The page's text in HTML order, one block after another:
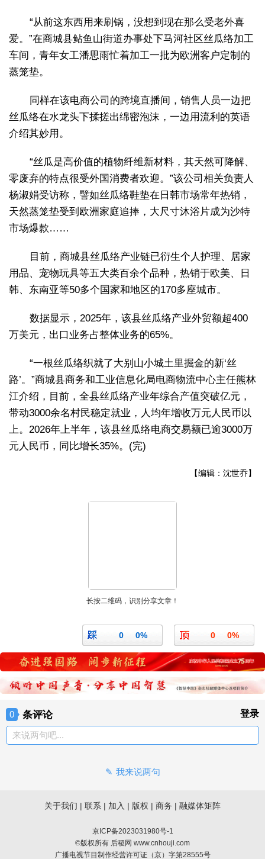
“从前这东西用来刷锅，没想到现在那么受老外喜
爱。”在商城县鲇鱼山街道办事处下马河社区丝瓜络加工
车间，青年女工潘思雨忙着加工一批为欧洲客户定制的
蒸笼垫。
同样在该电商公司的跨境直播间，销售人员一边把
丝瓜络在水龙头下揉搓出绵密泡沫，一边用流利的英语
介绍其妙用。
“丝瓜是高价值的植物纤维新材料，其天然可降解、
零废弃的特点很受外国消费者欢迎。”该公司相关负责人
杨淑娟受访称，譬如丝瓜络鞋垫在日韩市场常年热销，
天然蒸笼垫受到欧洲家庭追捧，大尺寸沐浴片成为沙特
市场爆款……
目前，商城县丝瓜络产业链已衍生个人护理、居家
用品、宠物玩具等五大类百余个品种，热销于欧美、日
韩、东南亚等50多个国家和地区的170多座城市。
数据显示，2025年，该县丝瓜络产业外贸额超400
万美元，出口业务占整体业务的65%。
“一根丝瓜络织就了大别山小城土里掘金的新‘丝
路’。”商城县商务和工业信息化局电商物流中心主任熊林
江介绍，目前，全县丝瓜络产业年综合产值突破亿元，
带动3000余名村民稳定就业，人均年增收万元人民币以
上。2026年上半年，该县丝瓜络电商交易额已逾3000万
元人民币，同比增长35%。(完)
【编辑：沈世乔】
长按二维码，识别分享文章！
0 0%
0 0%
0 条评论 登录
来说两句吧...
我来说两句
关于我们 | 联系 | 加入 | 版权 | 商务 | 融媒体矩阵
京ICP备2023031980号-1
©版权所有 后稷网 www.cnhouji.com
广播电视节目制作经营许可证（京）字第28555号